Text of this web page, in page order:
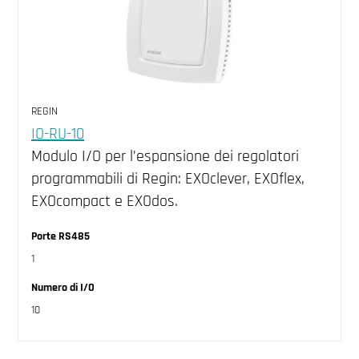
REGIN
IO-RU-10
Modulo I/O per l’espansione dei regolatori
programmabili di Regin: EXOclever, EXOflex,
EXOcompact e EXOdos.
Porte RS485
1
Numero di I/O
10